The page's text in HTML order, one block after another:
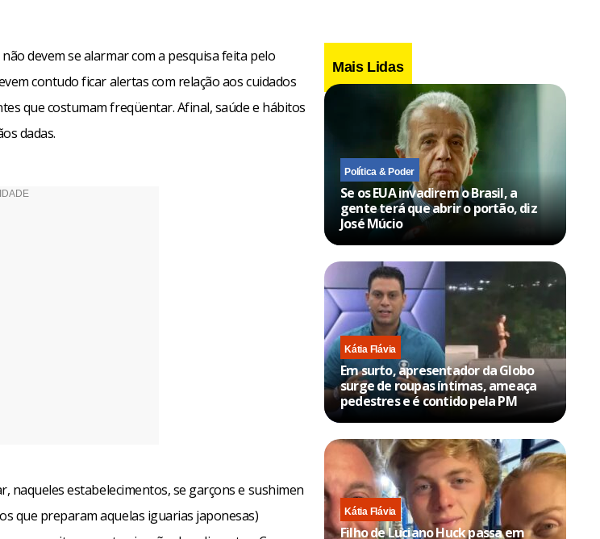
devem se alarmar com a pesquisa feita pelo
contudo ficar alertas com relação aos cuidados
que costumam freqüentar. Afinal, saúde e hábitos
dadas.
naqueles estabelecimentos, se garçons e sushimen
que preparam aquelas iguarias japonesas)
Mais Lidas
Política & Poder
Se os EUA invadirem o Brasil, a
gente terá que abrir o portão, diz
José Múcio
Kátia Flávia
Em surto, apresentador da Globo
surge de roupas íntimas, ameaça
pedestres e é contido pela PM
Kátia Flávia
Filho de Luciano Huck passa em